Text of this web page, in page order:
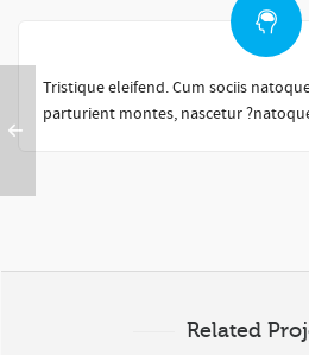
Tristique eleifend. Cum sociis
parturient montes, nascetur
Related